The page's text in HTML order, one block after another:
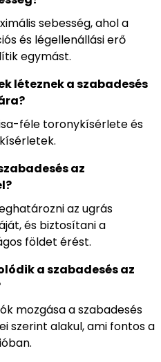
sebesség, ahol a
és légellenállási erő
egymást.
léteznek a szabadesés
féle toronykísérlete és
az
az ugrás
és biztosítani a
földet érést.
a szabadesés az
mozgása a szabadesés
szerint alakul, ami fontos a